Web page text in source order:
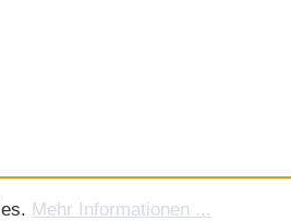
Mehr Informationen ...